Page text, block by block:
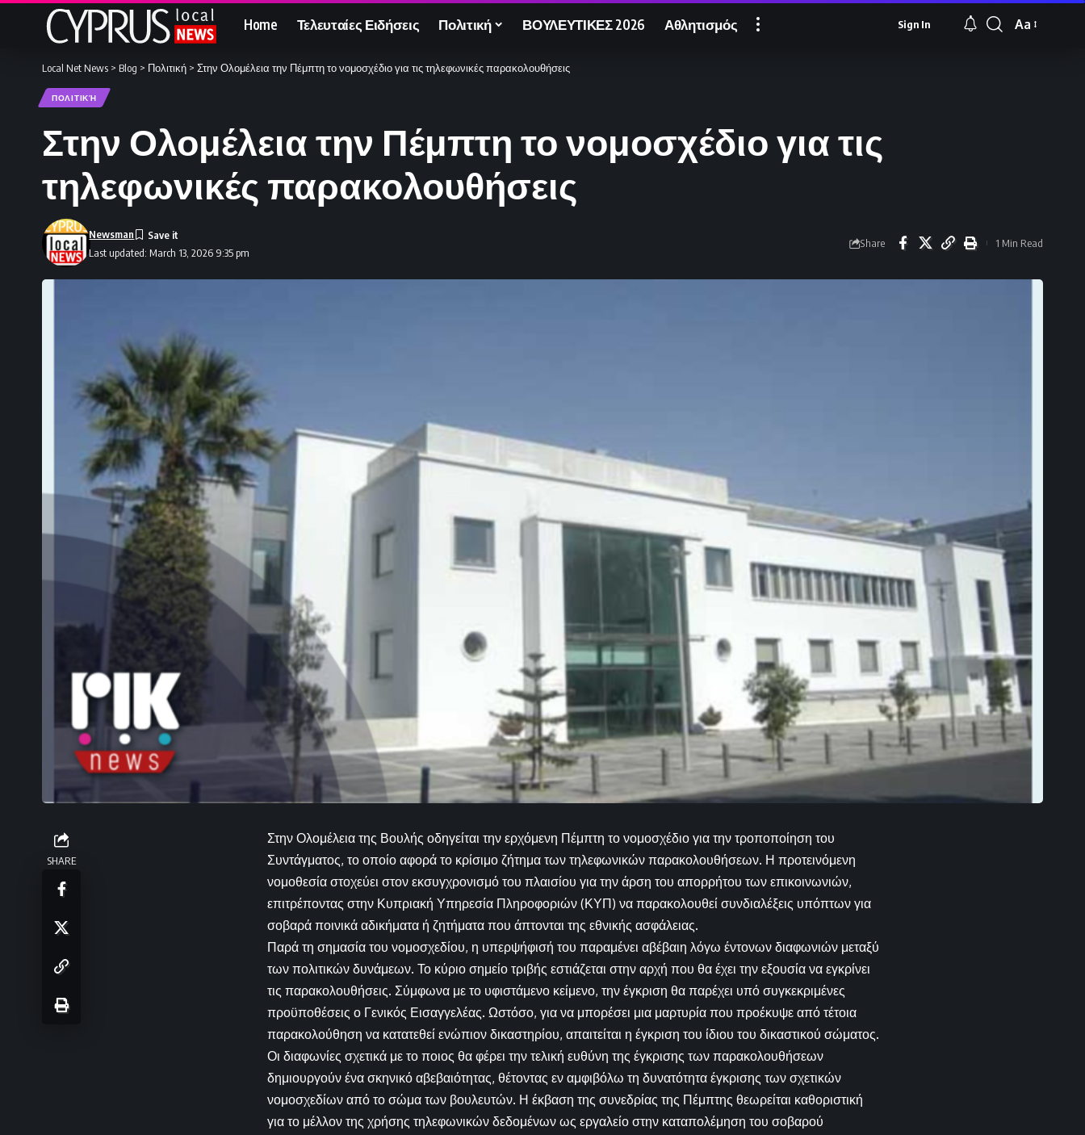
Home Τελευταίες Ειδήσεις Πολιτική ΒΟΥΛΕΥΤΙΚΕΣ 2026 Αθλητισμός Sign In
Font
Aa
Local Net News > Blog > Πολιτική > Στην Ολομέλεια την Πέμπτη το νομοσχέδιο για τις τηλεφωνικές παρακολουθήσεις
ΠΟΛΙΤΙΚΉ
Στην Ολομέλεια την Πέμπτη το νομοσχέδιο για τις
τηλεφωνικές παρακολουθήσεις
Last updated: March 13, 2026 9:35 pm
Newsman
Share 1 Min Read
SHARE
Στην Ολομέλεια της Βουλής οδηγείται την ερχόμενη Πέμπτη το νομοσχέδιο για την τροποποίηση του
Συντάγματος, το οποίο αφορά το κρίσιμο ζήτημα των τηλεφωνικών παρακολουθήσεων. Η προτεινόμενη
νομοθεσία στοχεύει στον εκσυγχρονισμό του πλαισίου για την άρση του απορρήτου των επικοινωνιών,
επιτρέποντας στην Κυπριακή Υπηρεσία Πληροφοριών (ΚΥΠ) να παρακολουθεί συνδιαλέξεις υπόπτων για
σοβαρά ποινικά αδικήματα ή ζητήματα που άπτονται της εθνικής ασφάλειας.
Παρά τη σημασία του νομοσχεδίου, η υπερψήφισή του παραμένει αβέβαιη λόγω έντονων διαφωνιών μεταξύ
των πολιτικών δυνάμεων. Το κύριο σημείο τριβής εστιάζεται στην αρχή που θα έχει την εξουσία να εγκρίνει
τις παρακολουθήσεις. Σύμφωνα με το υφιστάμενο κείμενο, την έγκριση θα παρέχει υπό συγκεκριμένες
προϋποθέσεις ο Γενικός Εισαγγελέας. Ωστόσο, για να μπορέσει μια μαρτυρία που προέκυψε από τέτοια
παρακολούθηση να κατατεθεί ενώπιον δικαστηρίου, απαιτείται η έγκριση του ίδιου του δικαστικού σώματος.
Οι διαφωνίες σχετικά με το ποιος θα φέρει την τελική ευθύνη της έγκρισης των παρακολουθήσεων
δημιουργούν ένα σκηνικό αβεβαιότητας, θέτοντας εν αμφιβόλω τη δυνατότητα έγκρισης των σχετικών
νομοσχεδίων από το σώμα των βουλευτών. Η έκβαση της συνεδρίας της Πέμπτης θεωρείται καθοριστική
για το μέλλον της χρήσης τηλεφωνικών δεδομένων ως εργαλείο στην καταπολέμηση του σοβαρού